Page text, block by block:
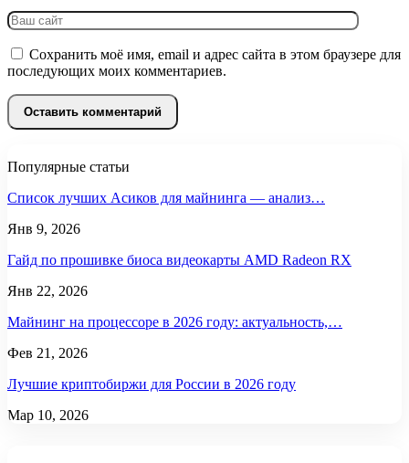
Сохранить моё имя, email и адрес сайта в этом браузере для
последующих моих комментариев.
Популярные статьи
Список лучших Асиков для майнинга — анализ…
Янв 9, 2026
Гайд по прошивке биоса видеокарты AMD Radeon RX
Янв 22, 2026
Майнинг на процессоре в 2026 году: актуальность,…
Фев 21, 2026
Лучшие криптобиржи для России в 2026 году
Мар 10, 2026